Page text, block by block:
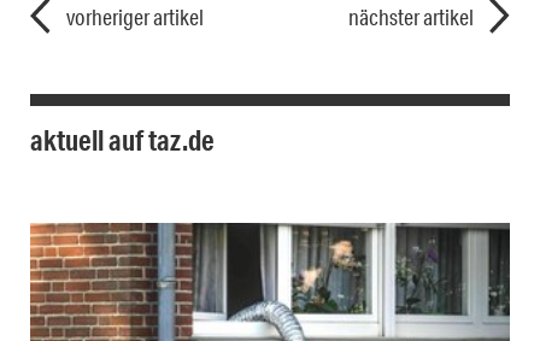
vorheriger artikel nächster artikel
aktuell auf taz.de